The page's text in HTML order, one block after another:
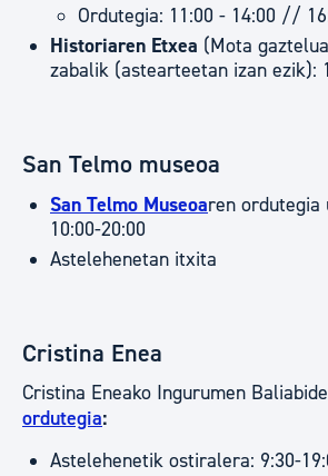
Ordutegia: 11:00 - 14:00 //
Historiaren Etxea (Mota
zabalik (astearteetan izan ezik):
San Telmo museoa
San Telmo Museoaren
10:00-20:00
Astelehenetan itxita
Cristina Enea
Cristina Eneako Ingurumen
ordutegia:
Astelehenetik ostiralera: 9:30-